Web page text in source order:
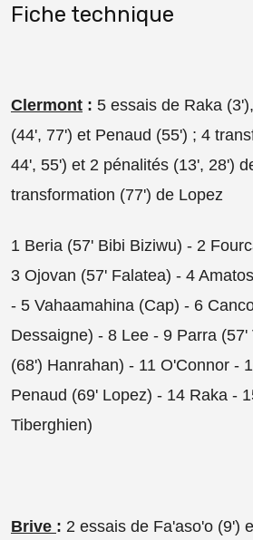
Fiche technique
Clermont : 5 essais de Raka
(44', 77') et Penaud (55') ; 4
44', 55') et 2 pénalités (13', 28')
transformation (77') de Lopez
1 Beria (57' Bibi Biziwu) - 2
3 Ojovan (57' Falatea) - 4
- 5 Vahaamahina (Cap) - 6
Dessaigne) - 8 Lee - 9 Parra
(68') Hanrahan) - 11 O'Connor -
Penaud (69' Lopez) - 14 Raka -
Tiberghien)
Brive : 2 essais de Fa'aso'o (9')